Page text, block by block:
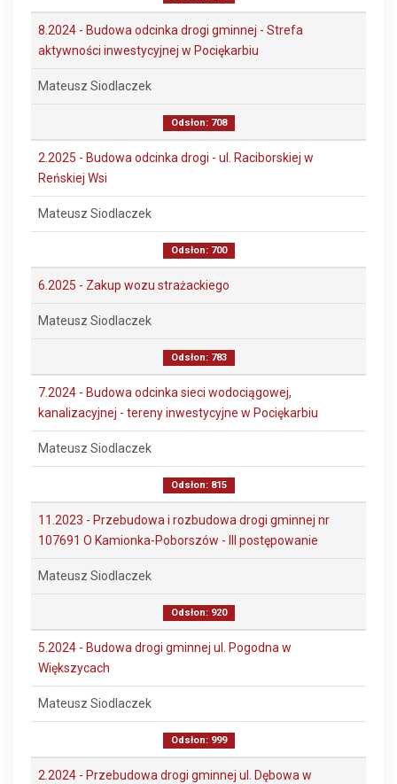
8.2024 - Budowa odcinka drogi gminnej - Strefa
aktywności inwestycyjnej w Pociękarbiu
Mateusz Siodlaczek
Odsłon: 708
2.2025 - Budowa odcinka drogi - ul. Raciborskiej w
Reńskiej Wsi
Mateusz Siodlaczek
Odsłon: 700
6.2025 - Zakup wozu strażackiego
Mateusz Siodlaczek
Odsłon: 783
7.2024 - Budowa odcinka sieci wodociągowej,
kanalizacyjnej - tereny inwestycyjne w Pociękarbiu
Mateusz Siodlaczek
Odsłon: 815
11.2023 - Przebudowa i rozbudowa drogi gminnej nr
107691 O Kamionka-Poborszów - III postępowanie
Mateusz Siodlaczek
Odsłon: 920
5.2024 - Budowa drogi gminnej ul. Pogodna w
Większycach
Mateusz Siodlaczek
Odsłon: 999
2.2024 - Przebudowa drogi gminnej ul. Dębowa w